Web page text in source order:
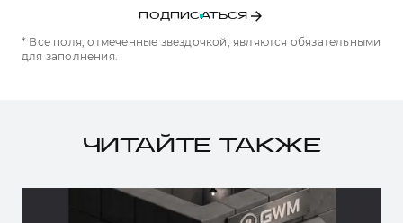
ПОДПИСАТЬСЯ
* Все поля, отмеченные звездочкой, являются обязательными
для заполнения.
ЧИТАЙТЕ ТАКЖЕ